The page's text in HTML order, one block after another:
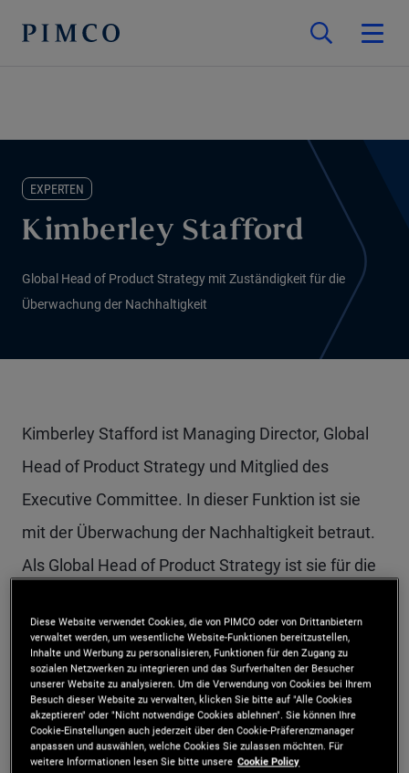
EXPERTEN
Kimberley Stafford
Global Head of Product Strategy mit Zuständigkeit für die
Überwachung der Nachhaltigkeit
Kimberley Stafford ist Managing Director, Global
Head of Product Strategy und Mitglied des
Executive Committee. In dieser Funktion ist sie
mit der Überwachung der Nachhaltigkeit betraut.
Als Global Head of Product Strategy ist sie für die
alternativer Anlagen, einschließlich der privaten
Strategien und Hedgefonds von PIMCO,
zuständig. Außerdem betreut sie ESG- und
Nachhaltigkeitsinitiativen, bietet strategische
Orientierung und sorgt für die firmenweite
Diese Website verwendet Cookies, die von PIMCO oder von Drittanbietern
verwaltet werden, um wesentliche Website-Funktionen bereitzustellen,
Inhalte und Werbung zu personalisieren, Funktionen für den Zugang zu
sozialen Netzwerken zu integrieren und das Surfverhalten der Besucher
unserer Website zu analysieren. Um die Verwendung von Cookies bei Ihrem
Besuch dieser Website zu verwalten, klicken Sie bitte auf "Alle Cookies
akzeptieren" oder "Nicht notwendige Cookies ablehnen". Sie können Ihre
Cookie-Einstellungen auch jederzeit über den Cookie-Präferenzmanager
anpassen und auswählen, welche Cookies Sie zulassen möchten. Für
weitere Informationen lesen Sie bitte unsere Cookie Policy